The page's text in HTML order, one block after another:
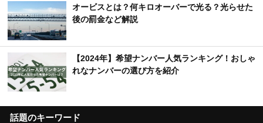
オービスとは？何キロオーバーで光る？光らせた
後の罰金など解説
【2024年】希望ナンバー人気ランキング！おしゃ
れなナンバーの選び方を紹介
話題のキーワード